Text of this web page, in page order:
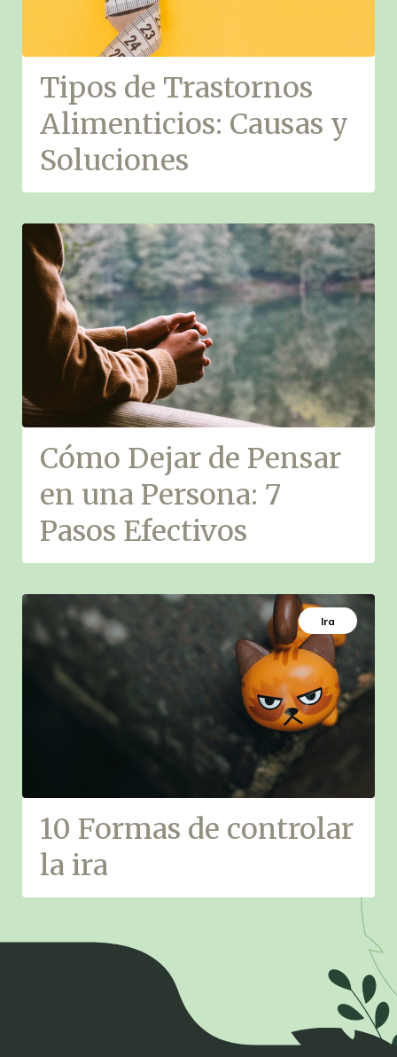
Tipos de Trastornos
Alimenticios: Causas y
Soluciones
Cómo Dejar de Pensar
en una Persona: 7
Pasos Efectivos
Ira
10 Formas de controlar
la ira